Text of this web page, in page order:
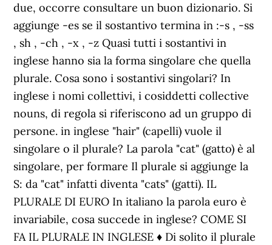
due, occorre consultare un buon dizionario. Si
aggiunge -es se il sostantivo termina in :-s , -ss
, sh , -ch , -x , -z Quasi tutti i sostantivi in
inglese hanno sia la forma singolare che quella
plurale. Cosa sono i sostantivi singolari? In
inglese i nomi collettivi, i cosiddetti collective
nouns, di regola si riferiscono ad un gruppo di
persone. in inglese "hair" (capelli) vuole il
singolare o il plurale? La parola "cat" (gatto) è al
singolare, per formare Il plurale si aggiunge la
S: da "cat" infatti diventa "cats" (gatti). IL
PLURALE DI EURO In italiano la parola euro è
invariabile, cosa succede in inglese? COME SI
FA IL PLURALE IN INGLESE ♦ Di solito il plurale